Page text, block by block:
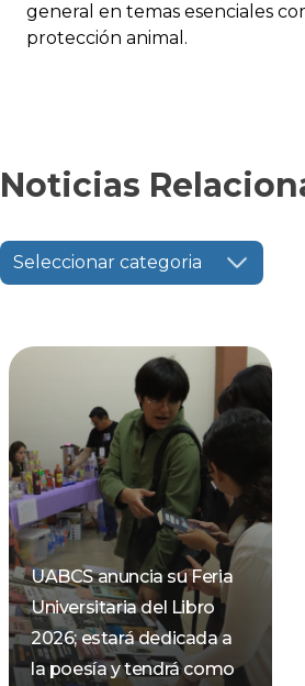
general en temas esenciales
protección animal.
Noticias
Seleccionar categoria
UABCS anuncia su Feria
Universitaria del Libro
2026; estará dedicada a
la poesía y tendrá como